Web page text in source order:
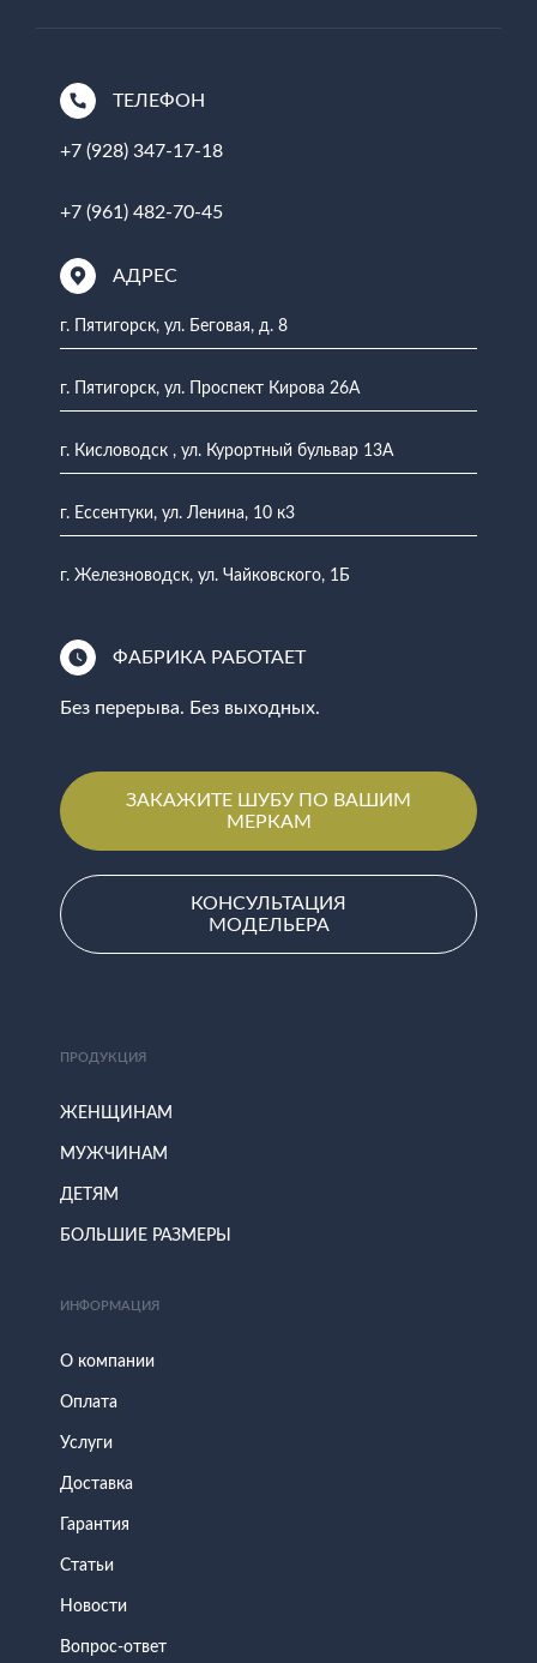
ТЕЛЕФОН
+7 (928) 347-17-18
+7 (961) 482-70-45
АДРЕС
г. Пятигорск, ул. Беговая, д. 8
г. Пятигорск, ул. Проспект Кирова 26А
г. Кисловодск , ул. Курортный бульвар 13А
г. Ессентуки, ул. Ленина, 10 к3
г. Железноводск, ул. Чайковского, 1Б
ФАБРИКА РАБОТАЕТ
Без перерыва. Без выходных.
ЗАКАЖИТЕ ШУБУ ПО ВАШИМ
МЕРКАМ
КОНСУЛЬТАЦИЯ
МОДЕЛЬЕРА
ПРОДУКЦИЯ
ЖЕНЩИНАМ
МУЖЧИНАМ
ДЕТЯМ
БОЛЬШИЕ РАЗМЕРЫ
ИНФОРМАЦИЯ
О компании
Оплата
Услуги
Доставка
Гарантия
Статьи
Новости
Вопрос-ответ